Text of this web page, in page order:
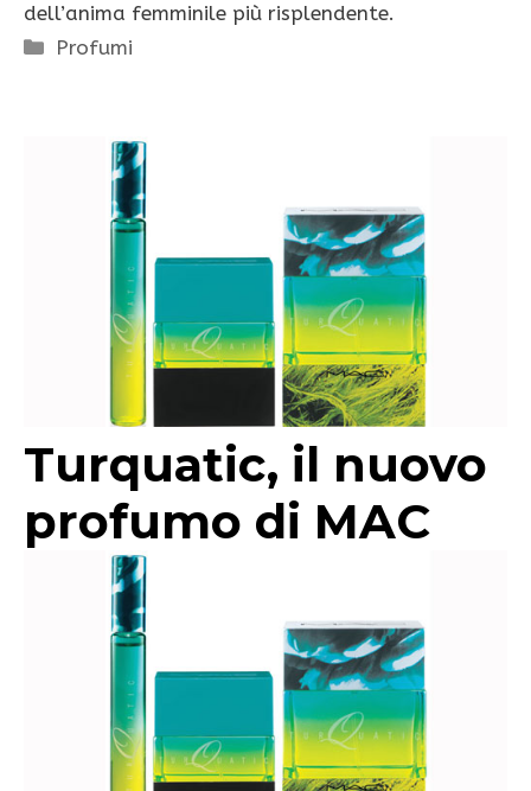
dell’anima femminile più risplendente.
Categorie
Profumi
Turquatic, il nuovo
profumo di MAC